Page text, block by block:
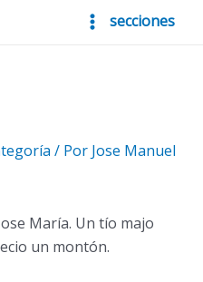
Main
secciones
/ Por Jose Manuel
María. Un tío majo
un montón.